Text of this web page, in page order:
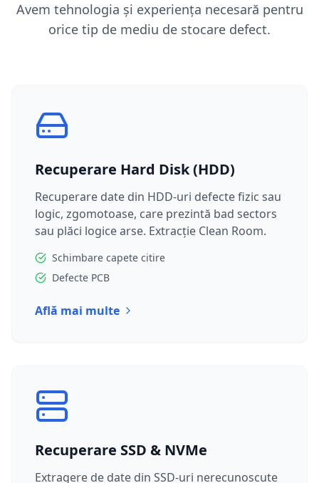
Avem tehnologia și experiența necesară pentru
orice tip de mediu de stocare defect.
Recuperare Hard Disk (HDD)
Recuperare date din HDD-uri defecte fizic sau
logic, zgomotoase, care prezintă bad sectors
sau plăci logice arse. Extracție Clean Room.
Schimbare capete citire
Defecte PCB
Află mai multe
Recuperare SSD & NVMe
Extragere de date din SSD-uri nerecunoscute